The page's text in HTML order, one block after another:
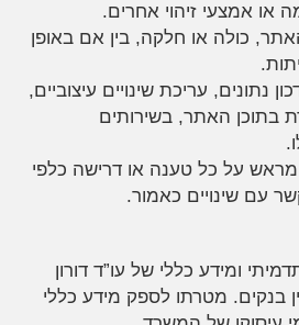
או אמצעי זיהוי אחרים.
כולה או חלקה, בין אם באופן
נתונים, עריכת שינויים עיצוביים,
בתוכן האתר, בשירותים
על כל טענה או דרישה כלפי
עם שינויים כאמור.
ומידע כללי של עו”ד דורון
בנקים. מטרתו לספק מידע כללי